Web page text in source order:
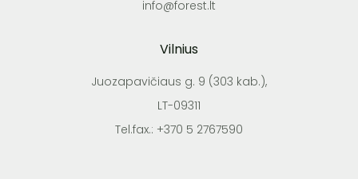
info@forest.lt
Vilnius
Juozapavičiaus g. 9 (303 kab.),
LT-09311
Tel.fax.: +370 5 2767590